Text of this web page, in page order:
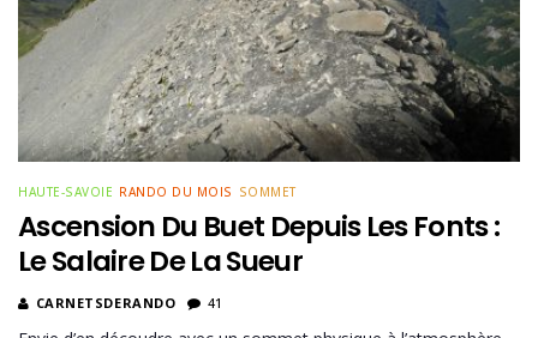
HAUTE-SAVOIE RANDO DU MOIS SOMMET
Ascension Du Buet Depuis Les Fonts :
Le Salaire De La Sueur
CARNETSDERANDO 41